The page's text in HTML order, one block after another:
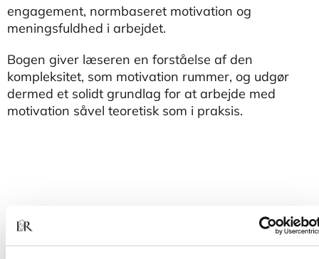
engagement, normbaseret motivation og
meningsfuldhed i arbejdet.
Bogen giver læseren en forståelse af den
kompleksitet, som motivation rummer, og udgør
dermed et solidt grundlag for at arbejde med
motivation såvel teoretisk som i praksis.